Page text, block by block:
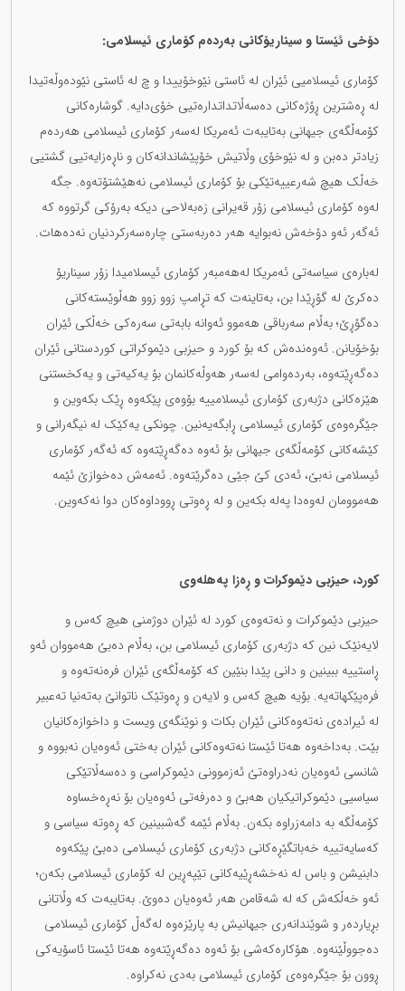
دۆخی ئێستا و سیناریۆکانی بەردەم کۆماری ئیسلامی:
کۆماری ئیسلامیی ئێران لە ئاستی نێوخۆییدا و چ لە ئاستی نێودەوڵەتیدا
لە ڕەشترین ڕۆژەکانی دەسەڵاتداتدارەتیی خۆی‌دایە. گوشارەکانی
کۆمەڵگەی جیهانی بەتایبەت ئەمریکا لەسەر کۆماری ئیسلامی هەردەم
زیادتر دەبن و لە نێوخۆی وڵاتیش خۆپێشاندانەکان و ناڕەزایەتیی گشتیی
خەڵک هیچ شەرعییەتێکی بۆ کۆماری ئیسلامی نەهێشتۆتەوە. جگە
لەوە کۆماری ئیسلامی زۆر قەیرانی زەبەلاحی دیکە بەرۆکی گرتووە کە
ئەگەر ئەو دۆخەش نەبوایە هەر دەربەستی چارەسەرکردنیان نەدەهات.
لەبارەی سیاسەتی ئەمریکا لەهەمبەر کۆماری ئیسلامیدا زۆر سیناریۆ
دەکرێ لە گۆڕێدا بن، بەتاینەت کە تڕامپ زوو زوو هەڵوێستەکانی
دەگۆڕێ؛ بەڵام سەرباقی هەموو ئەوانە بابەتی سەرەکی خەڵکی ئێران
بۆخۆیانن. ئەوەندەش کە بۆ کورد و حیزبی دێموکراتی کوردستانی ئێران
دەگەڕێتەوە، بەردەوامی لەسەر هەوڵەکانمان بۆ یەکیەتی و یەکخستنی
هێزەکانی دژبەری کۆماری ئیسلامییە بۆوەی پێکەوە ڕێک بکەوین و
جێگرەوەی کۆماری ئیسلامی ڕابگەیەنین. چونکی یەکێک لە نیگەرانی و
کێشەکانی کۆمەڵگەی جیهانی بۆ ئەوە دەگەڕێتەوە کە ئەگەر کۆماری
ئیسلامی نەبێ، ئەدی کێ جێی دەگرێتەوە. ئەمەش دەخوازێ ئێمە
هەموومان لەوەدا پەلە بکەین و لە ڕەوتی ڕووداوەکان دوا نەکەوین.
کورد، حیزبی دێموکرات و ڕەزا پەهلەوی
حیزبی دێموکرات و نەتەوەی کورد لە ئێران دوژمنی هیچ کەس و
لایەنێک نین کە دژبەری کۆماری ئیسلامی بن، بەڵام دەبێ هەمووان ئەو
ڕاستییە ببینین و دانی پێدا بنێین کە کۆمەڵگەی ئێران فرەنەتەوە و
فرەپێکهاتەیە. بۆیە هیچ کەس و لایەن و ڕەوتێک ناتوانێ بەتەنیا تەعبیر
لە ئیرادەی نەتەوەکانی ئێران بکات و نوێنگەی ویست و داخوازەکانیان
بێت. بەداخەوە هەتا ئێستا نەتەوەکانی ئێران بەختی ئەوەیان نەبووە و
شانسی ئەوەیان نەدراوەتێ ئەزموونی دێموکراسی و دەسەڵاتێکی
سیاسیی دێموکراتیکیان هەبێ و دەرفەتی ئەوەیان بۆ نەڕەخساوە
کۆمەڵگە بە دامەزراوە بکەن. بەڵام ئێمە گەشبینین کە ڕەوتە سیاسی و
کەسایەتییە خەباتگێڕەکانی دژبەری کۆماری ئیسلامی دەبێ پێکەوە
دابنیشن و باس لە نەخشەڕێیەکانی تێپەڕین لە کۆماری ئیسلامی بکەن؛
ئەو خەڵکەش کە لە شەقامن هەر ئەوەیان دەوێ. بەتایبەت کە وڵاتانی
بڕیاردەر و شوێندانەری جیهانیش بە پارێزەوە لەگەڵ کۆماری ئیسلامی
دەجووڵێنەوە. هۆکارەکەشی بۆ ئەوە دەگەڕێتەوە هەتا ئێستا ئاسۆیەکی
ڕوون بۆ جێگرەوەی کۆماری ئیسلامی بەدی نەکراوە.